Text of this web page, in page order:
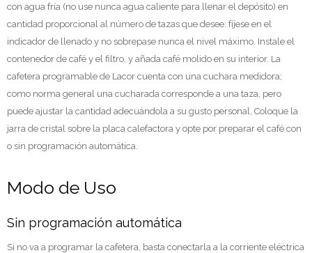
con agua fría (no use nunca agua caliente para llenar el depósito) en
cantidad proporcional al número de tazas que desee: fíjese en el
indicador de llenado y no sobrepase nunca el nivel máximo. Instale el
contenedor de café y el filtro, y añada café molido en su interior. La
cafetera programable de Lacor cuenta con una cuchara medidora;
como norma general una cucharada corresponde a una taza, pero
puede ajustar la cantidad adecuándola a su gusto personal. Coloque la
jarra de cristal sobre la placa calefactora y opte por preparar el café con
o sin programación automática.
Modo de Uso
Sin programación automática
Si no va a programar la cafetera, basta conectarla a la corriente eléctrica